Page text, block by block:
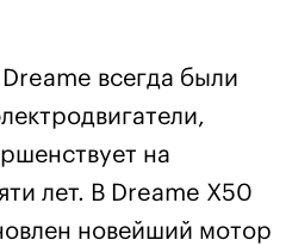
всегда были
на
лет. В Dreame X50
новейший мотор